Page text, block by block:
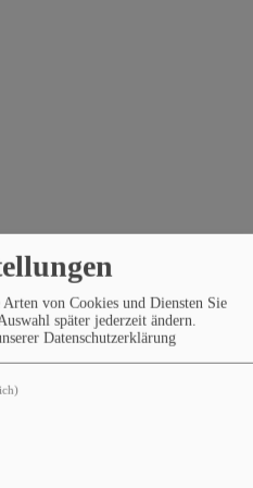
Text-zu-3D-Assets und
& PrototypingKreative Tools &
von Cookies und Diensten Sie
später jederzeit ändern.
Datenschutzerklärung